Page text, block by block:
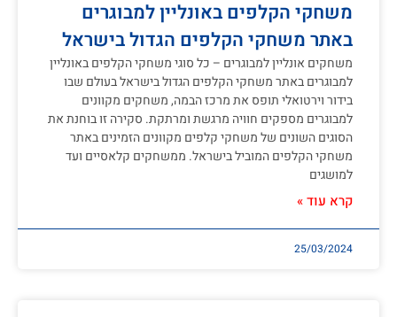
משחקי הקלפים באונליין למבוגרים
באתר משחקי הקלפים הגדול בישראל
משחקים אונליין למבוגרים – כל סוגי משחקי הקלפים באונליין
למבוגרים באתר משחקי הקלפים הגדול בישראל בעולם שבו
בידור וירטואלי תופס את מרכז הבמה, משחקים מקוונים
למבוגרים מספקים חוויה מרגשת ומרתקת. סקירה זו בוחנת את
הסוגים השונים של משחקי קלפים מקוונים הזמינים באתר
משחקי הקלפים המוביל בישראל. ממשחקים קלאסיים ועד
למושגים
קרא עוד »
25/03/2024